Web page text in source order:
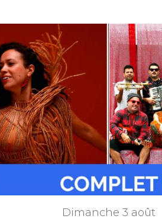
Dimanche 3 août